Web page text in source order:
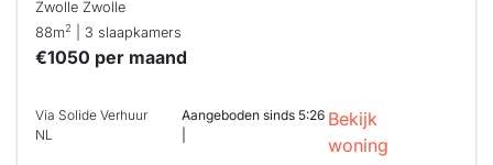
Zwolle Zwolle
88m2 | 3 slaapkamers
€1050 per maand
Via Solide Verhuur
NL
Aangeboden sinds 5:26 Bekijk
woning